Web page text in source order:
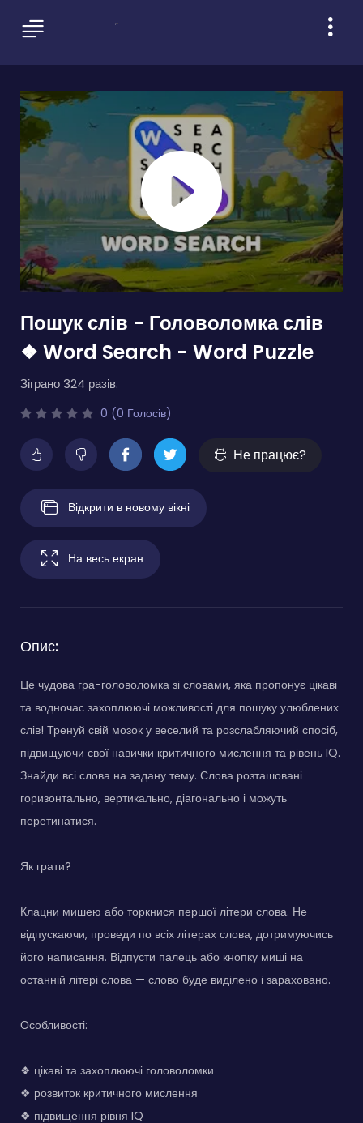
Пошук слів - Головоломка слів
❖ Word Search - Word Puzzle
Зіграно 324 разів.
0 (0 Голосів)
Не працює?
Відкрити в новому вікні
На весь екран
Опис:
Це чудова гра-головоломка зі словами, яка пропонує цікаві
та водночас захоплюючі можливості для пошуку улюблених
слів! Тренуй свій мозок у веселий та розслабляючий спосіб,
підвищуючи свої навички критичного мислення та рівень IQ.
Знайди всі слова на задану тему. Слова розташовані
горизонтально, вертикально, діагонально і можуть
перетинатися.
Як грати?
Клацни мишею або торкнися першої літери слова. Не
відпускаючи, проведи по всіх літерах слова, дотримуючись
його написання. Відпусти палець або кнопку миші на
останній літері слова — слово буде виділено і зараховано.
Особливості:
❖ цікаві та захоплюючі головоломки
❖ розвиток критичного мислення
❖ підвищення рівня IQ